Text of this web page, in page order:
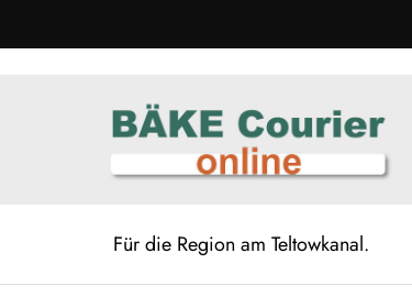
Für die Region am Teltowkanal.